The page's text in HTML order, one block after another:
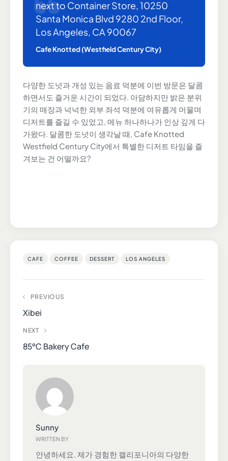
next to Container Store, 10250
Santa Monica Blvd 9280 2nd Floor,
Los Angeles, CA 90067
Cafe Knotted (Westfield Century City)
다양한 도넛과 개성 있는 음료 덕분에 이번 방문은 달콤
하면서도 즐거운 시간이 되었다. 아담하지만 밝은 분위
기의 매장과 넉넉한 외부 좌석 덕분에 여유롭게 머물며
디저트를 즐길 수 있었고, 메뉴 하나하나가 인상 깊게 다
가왔다. 달콤한 도넛이 생각날 때, Cafe Knotted
Westfield Century City에서 특별한 디저트 타임을 즐
겨보는 건 어떨까요?
CAFE COFFEE DESSERT LOS ANGELES
PREVIOUS
Xibei
NEXT
85°C Bakery Cafe
WRITTEN BY
Sunny
안녕하세요. 제가 경험한 캘리포니아의 다양한